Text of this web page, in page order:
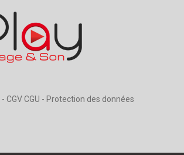
- CGV CGU - Protection des données